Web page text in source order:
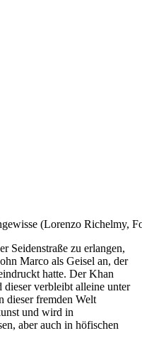
(Lorenzo Richelmy,
Seidenstraße zu erlangen,
Marco als Geisel an, der
hatte. Der Khan
verbleibt alleine unter
dieser fremden Welt
und wird in
aber auch in höfischen